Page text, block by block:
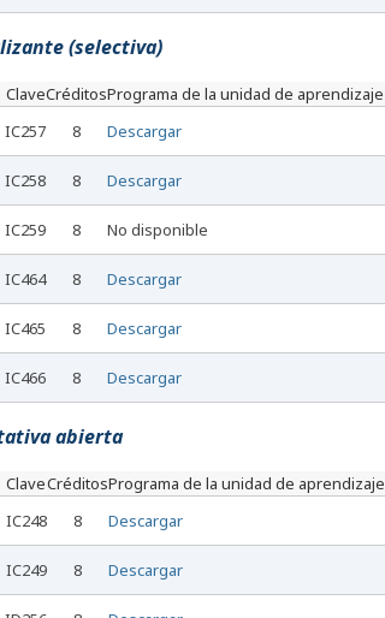
(selectiva)
ClaveCréditosPrograma de la unidad de aprendizaje
IC257 8 Descargar
IC258 8 Descargar
IC259 8 No disponible
IC464 8 Descargar
IC465 8 Descargar
IC466 8 Descargar
abierta
ClaveCréditosPrograma de la unidad de aprendizaje
IC248 8 Descargar
IC249 8 Descargar